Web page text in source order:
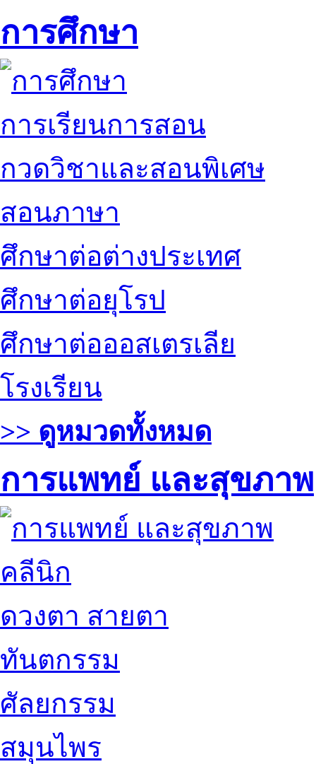
การศึกษา
การเรียนการสอน
กวดวิชาและสอนพิเศษ
สอนภาษา
ศึกษาต่อต่างประเทศ
ศึกษาต่อยุโรป
ศึกษาต่อออสเตรเลีย
โรงเรียน
>> ดูหมวดทั้งหมด
การแพทย์ และสุขภาพ
คลีนิก
ดวงตา สายตา
ทันตกรรม
ศัลยกรรม
สมุนไพร